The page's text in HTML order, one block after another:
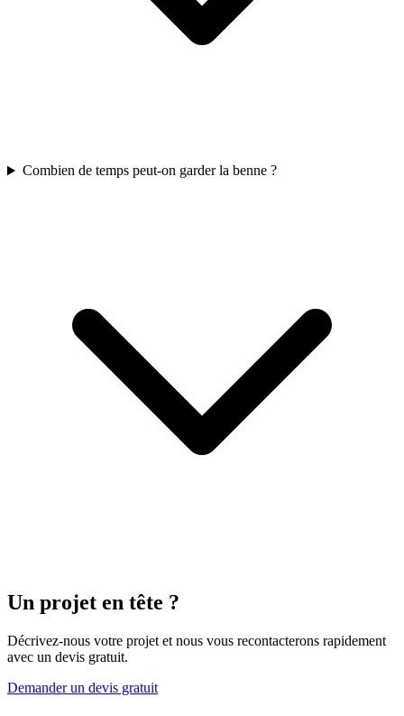
Combien de temps peut-on garder la benne ?
Un projet en tête ?
Décrivez-nous votre projet et nous vous recontacterons rapidement
avec un devis gratuit.
Demander un devis gratuit